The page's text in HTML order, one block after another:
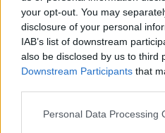
your opt-out. You may
disclosure of your personal
IAB’s list of downstream
also be disclosed by us to third
Downstream Participants that
Personal Data Processing